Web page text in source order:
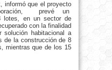
informó que el proyecto
prevé un
lotes, en un sector de
con la finalidad
solución habitacional a
de la construcción de 8
mientras que de los 15